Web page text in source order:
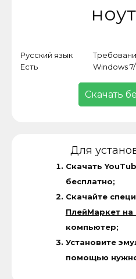
Русский язык
Есть
Windows
Скачать
Для
Скачать
бесплатно;
Скачайте
ПлейМаркет на
компьютер;
Установите
помощью